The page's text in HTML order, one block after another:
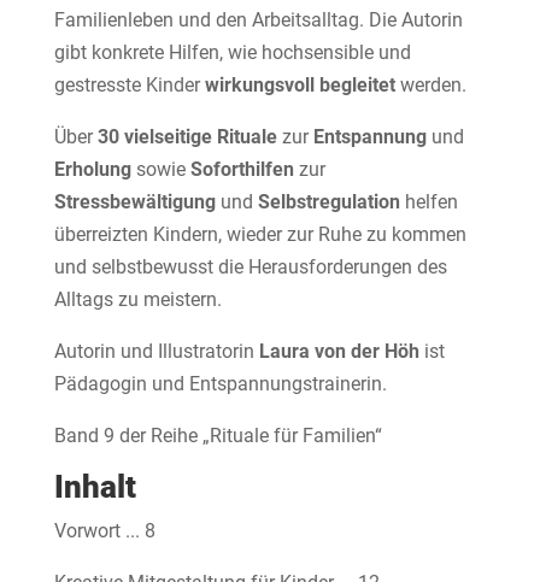
Familienleben und den Arbeitsalltag. Die Autorin
gibt konkrete Hilfen, wie hochsensible und
gestresste Kinderwirkungsvoll begleitetwerden.
Über30 vielseitige Ritualezur Entspannungund
Erholungsowie Soforthilfen zur
Stressbewältigungund Selbstregulation helfen
überreizten Kindern, wieder zur Ruhe zu kommen
und selbstbewusst die Herausforderungen des
Alltags zu meistern.
Autorin und Illustratorin Laura von der Höh ist
Pädagogin und Entspannungstrainerin.
Band 9 der Reihe „Rituale für Familien“
Inhalt
Vorwort ... 8